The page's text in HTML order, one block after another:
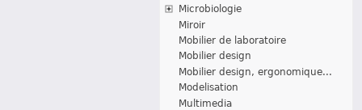
Microbiologie
Miroir
Mobilier de laboratoire
Mobilier design
Mobilier design, ergonomique...
Modelisation
Multimedia